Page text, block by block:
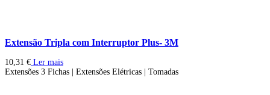
Extensão Tripla com Interruptor Plus- 3M
10,31 € Ler mais
Extensões 3 Fichas | Extensões Elétricas | Tomadas